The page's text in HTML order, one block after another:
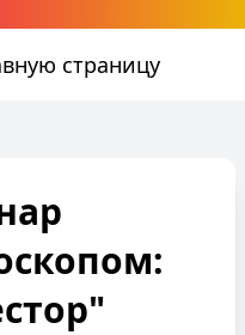
страницу